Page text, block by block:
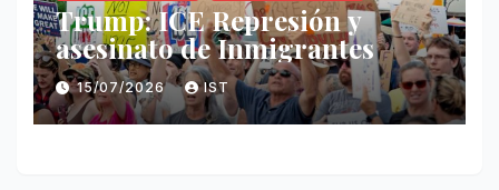
Trump: ICE Represión y
asesinato de Inmigrantes
15/07/2026 IST